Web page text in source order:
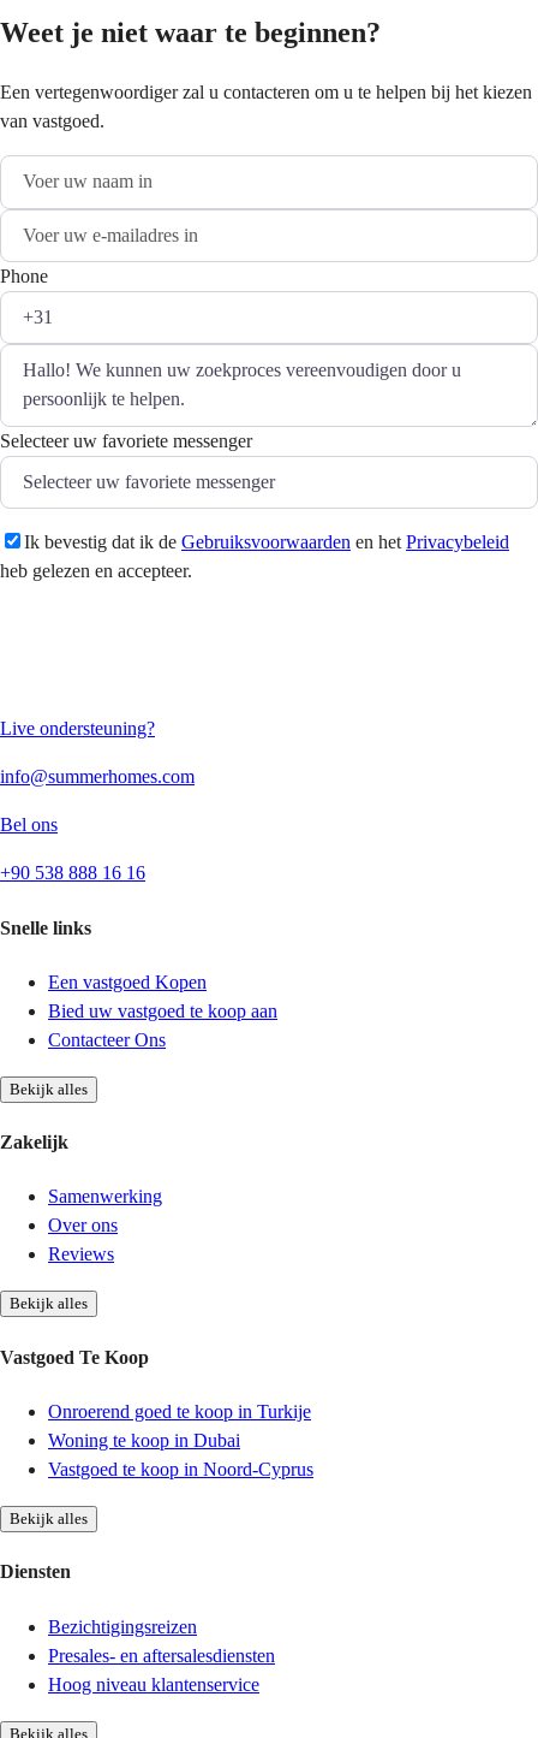
Weet je niet waar te beginnen?
Een vertegenwoordiger zal u contacteren om u te helpen bij het kiezen
van vastgoed.
Phone
Selecteer uw favoriete messenger
Ik bevestig dat ik de Gebruiksvoorwaarden en het Privacybeleid
heb gelezen en accepteer.
Live ondersteuning?
info@summerhomes.com
Bel ons
+90 538 888 16 16
Snelle links
Een vastgoed Kopen
Bied uw vastgoed te koop aan
Contacteer Ons
Bekijk alles
Zakelijk
Samenwerking
Over ons
Reviews
Bekijk alles
Vastgoed Te Koop
Onroerend goed te koop in Turkije
Woning te koop in Dubai
Vastgoed te koop in Noord-Cyprus
Bekijk alles
Diensten
Bezichtigingsreizen
Presales- en aftersalesdiensten
Hoog niveau klantenservice
Bekijk alles